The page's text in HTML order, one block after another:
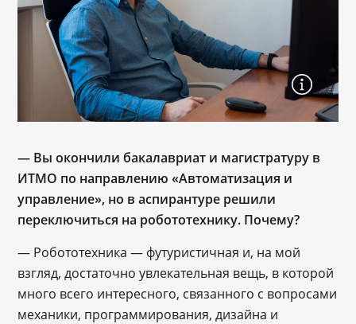
— Вы окончили бакалавриат и магистратуру в
ИТМО по направлению «Автоматизация и
управление», но в аспирантуре решили
переключиться на робототехнику. Почему?
— Робототехника — футуристичная и, на мой
взгляд, достаточно увлекательная вещь, в которой
много всего интересного, связанного с вопросами
механики, программирования, дизайна и